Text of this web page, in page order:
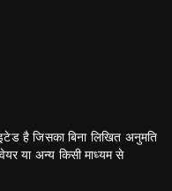
है जिसका बिना लिखित अनुमति
या अन्य किसी माध्यम से